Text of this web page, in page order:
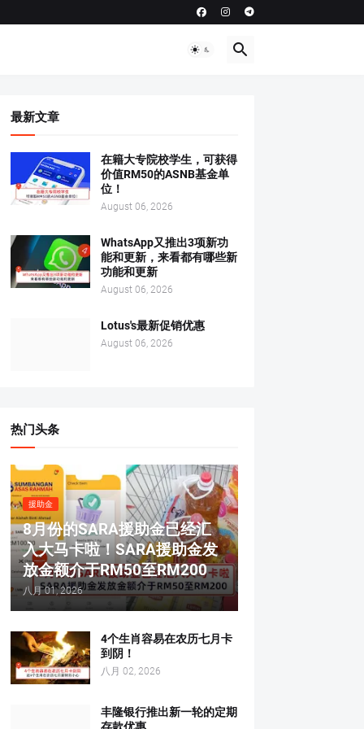
最新文章
在籍大专院校学生，可获得
价值RM50的ASNB基金单
位！
August 06, 2026
WhatsApp又推出3项新功
能和更新，来看都有哪些新
功能和更新
August 06, 2026
Lotus's最新促销优惠
August 06, 2026
热门头条
援助金
8月份的SARA援助金已经汇
入大马卡啦！SARA援助金发
放金额介于RM50至RM200
八月 01, 2026
4个生肖容易在农历七月卡
到阴！
八月 02, 2026
丰隆银行推出新一轮的定期